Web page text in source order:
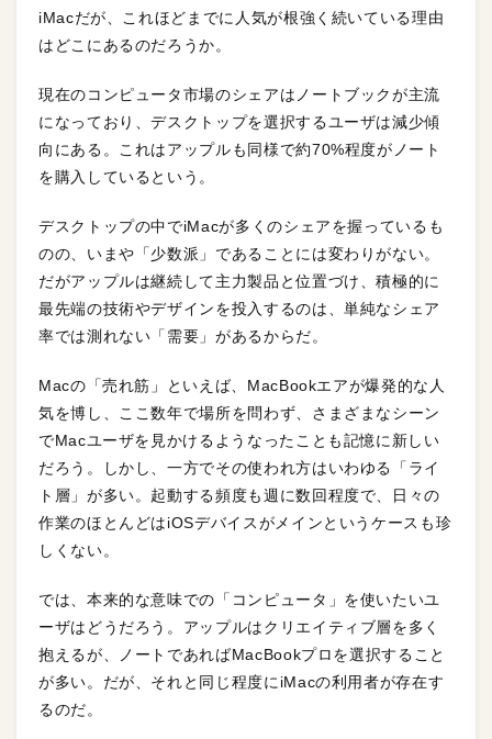
iMacだが、これほどまでに人気が根強く続いている理由
はどこにあるのだろうか。
現在のコンピュータ市場のシェアはノートブックが主流
になっており、デスクトップを選択するユーザは減少傾
向にある。これはアップルも同様で約70%程度がノート
を購入しているという。
デスクトップの中でiMacが多くのシェアを握っているも
のの、いまや「少数派」であることには変わりがない。
だがアップルは継続して主力製品と位置づけ、積極的に
最先端の技術やデザインを投入するのは、単純なシェア
率では測れない「需要」があるからだ。
Macの「売れ筋」といえば、MacBookエアが爆発的な人
気を博し、ここ数年で場所を問わず、さまざまなシーン
でMacユーザを見かけるようなったことも記憶に新しい
だろう。しかし、一方でその使われ方はいわゆる「ライ
ト層」が多い。起動する頻度も週に数回程度で、日々の
作業のほとんどはiOSデバイスがメインというケースも珍
しくない。
では、本来的な意味での「コンピュータ」を使いたいユ
ーザはどうだろう。アップルはクリエイティブ層を多く
抱えるが、ノートであればMacBookプロを選択すること
が多い。だが、それと同じ程度にiMacの利用者が存在す
るのだ。